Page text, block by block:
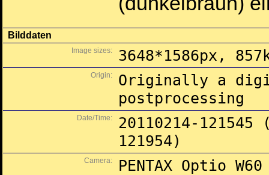
Bilddaten
Image sizes: 3648*1586px,
Origin:
Originally a
postprocessing
Date/Time:
20110214-
121954)
Camera: PENTAX Optio W60